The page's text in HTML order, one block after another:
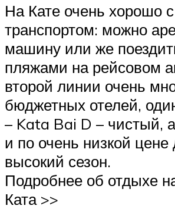
На Кате очень хорошо с
транспортом: можно
машину или же
пляжами на рейсовом
второй линии очень
бюджетных отелей,
– Kata Bai D – чистый,
и по очень низкой цене
высокий сезон.
Подробнее об отдыхе
Ката >>